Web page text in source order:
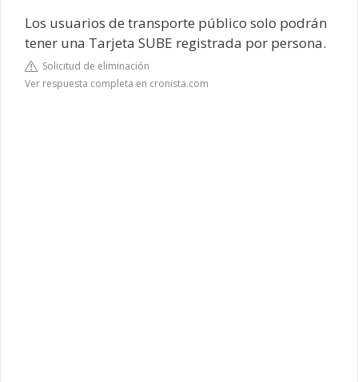
Los usuarios de transporte público solo podrán
tener una Tarjeta SUBE registrada por persona.
Solicitud de eliminación
Ver respuesta completa en cronista.com